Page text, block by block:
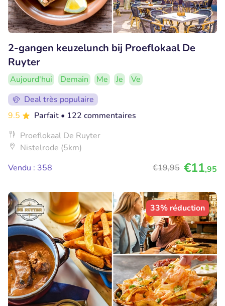
2-gangen keuzelunch bij Proeflokaal De
Ruyter
Aujourd'hui Demain Me Je
Ve
Deal très populaire
9.5
Parfait • 122 commentaires
Proeflokaal De Ruyter
Nistelrode (5km)
Vendu : 358
€19,95 €11,95
33% réduction